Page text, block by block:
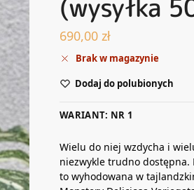
(wysyłka
690,00 zł
Brak w magazynie
Dodaj do polubionych
WARIANT: NR 1
Wielu do niej wzdycha i
niezwykle trudno
to wyhodowana w